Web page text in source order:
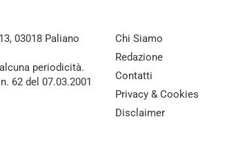
03018 Paliano
periodicità.
62 del 07.03.2001
Chi Siamo
Redazione
Contatti
Privacy & Cookies
Disclaimer